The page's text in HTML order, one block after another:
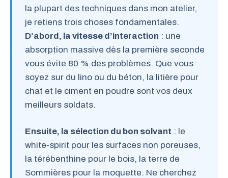
la plupart des techniques dans mon atelier,
je retiens trois choses fondamentales.
D’abord, la vitesse d’interaction : une
absorption massive dès la première seconde
vous évite 80 % des problèmes. Que vous
soyez sur du lino ou du béton, la litière pour
chat et le ciment en poudre sont vos deux
meilleurs soldats.
Ensuite, la sélection du bon solvant : le
white‑spirit pour les surfaces non poreuses,
la térébenthine pour le bois, la terre de
Sommières pour la moquette. Ne cherchez